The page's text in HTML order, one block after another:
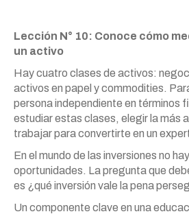
Lección N° 10: Conoce cómo
un activo
Hay cuatro clases de activos:
activos en papel y commodities.
persona independiente en términos
estudiar estas clases, elegir la más
trabajar para convertirte en un
En el mundo de las inversiones no
oportunidades. La pregunta que
es ¿qué inversión vale la pena
Un componente clave en una